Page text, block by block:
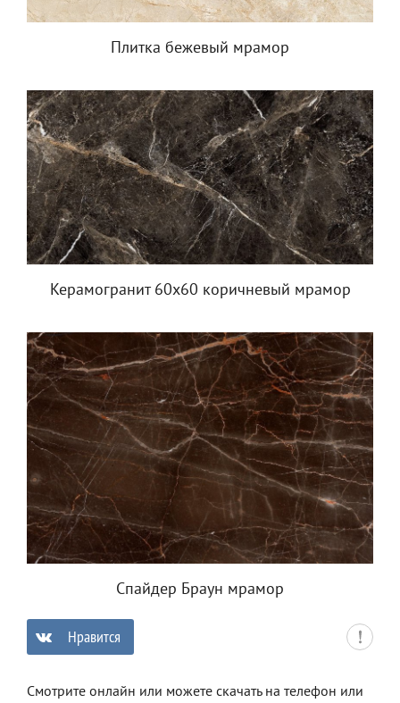
Плитка бежевый мрамор
Керамогранит 60x60 коричневый мрамор
Спайдер Браун мрамор
Нравится
Смотрите онлайн или можете скачать на телефон или